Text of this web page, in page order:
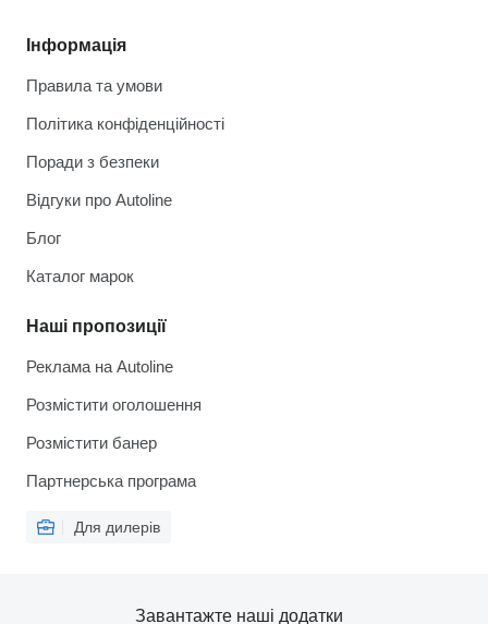
Інформація
Правила та умови
Політика конфіденційності
Поради з безпеки
Відгуки про Autoline
Блог
Каталог марок
Наші пропозиції
Реклама на Autoline
Розмістити оголошення
Розмістити банер
Партнерська програма
Для дилерів
Завантажте наші додатки